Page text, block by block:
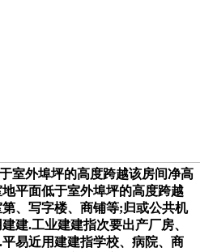
室外埠坪的高度跨越该房间净高
平面低于室外埠坪的高度跨越
、写字楼、商铺等;归或公共机
建.工业建建指次要出产厂房、
易近用建建指学校、病院、商